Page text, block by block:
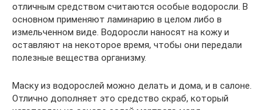
отличным средством считаются особые водоросли. В
основном применяют ламинарию в целом либо в
измельченном виде. Водоросли наносят на кожу и
оставляют на некоторое время, чтобы они передали
полезные вещества организму.
Маску из водорослей можно делать и дома, и в салоне.
Отлично дополняет это средство скраб, который